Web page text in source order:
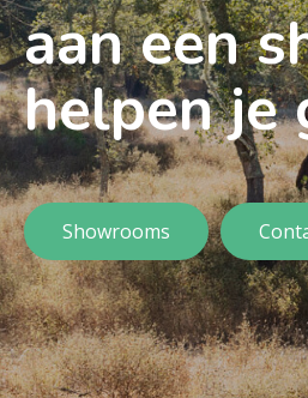
aan een
helpen je
Showrooms